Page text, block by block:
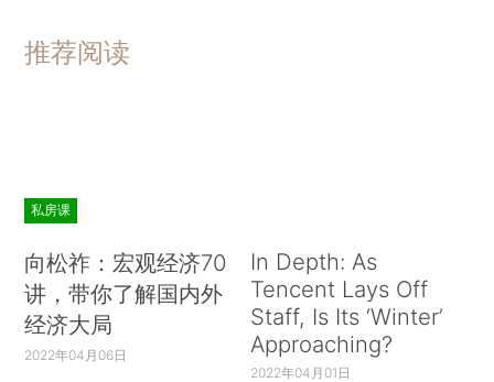
推荐阅读
私房课
向松祚：宏观经济70
讲，带你了解国内外
经济大局
2022年04月06日
In Depth: As
Tencent Lays Off
Staff, Is Its ‘Winter’
Approaching?
2022年04月01日